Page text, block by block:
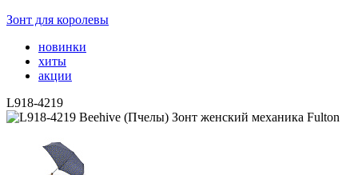
Зонт для королевы
новинки
хиты
акции
L918-4219